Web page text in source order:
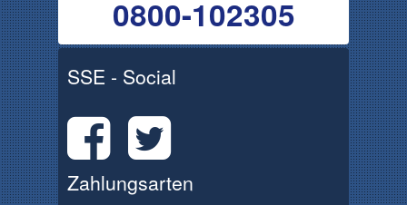
0800-102305
SSE - Social
Zahlungsarten